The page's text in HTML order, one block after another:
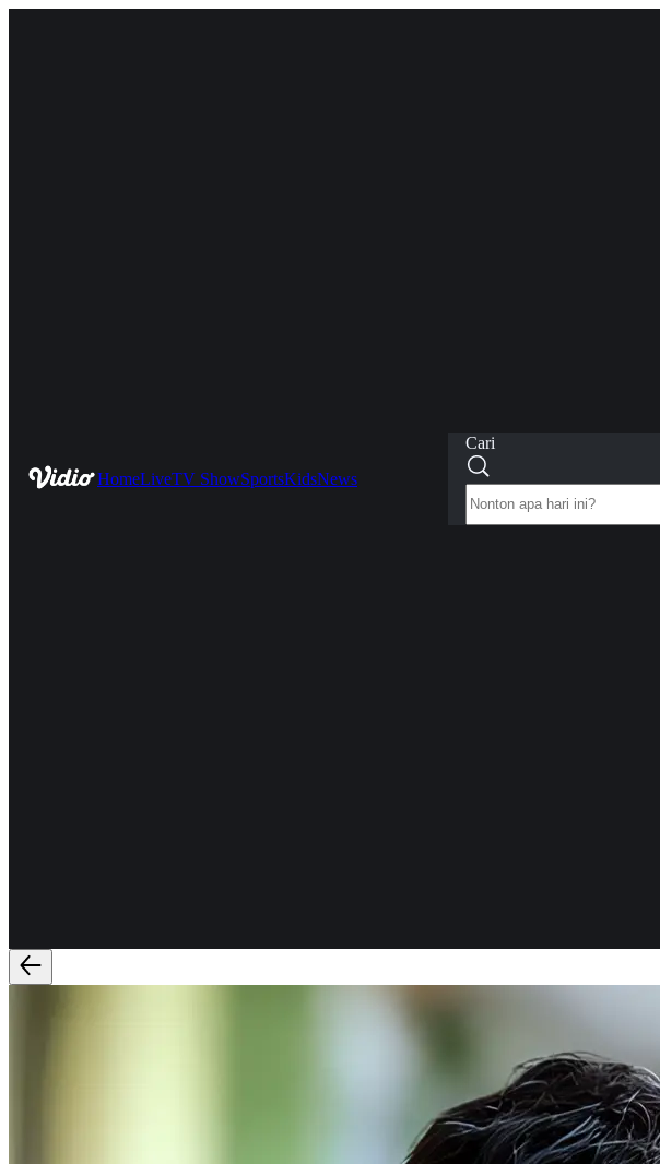
HomeLiveTV ShowSportsKidsNews
Cari